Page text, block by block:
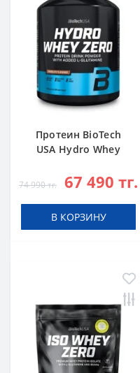
Протеин BioTech
USA Hydro Whey
g
74 990 тг. 67 490 тг.
В КОРЗИНУ